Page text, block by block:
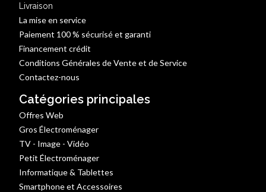
Livraison
La mise en service
Paiement 100 % sécurisé et garanti
Financement crédit
Conditions Générales de Vente et de Service
Contactez-nous
Catégories principales
Offres Web
Gros Électroménager
TV - Image - Vidéo
Petit Électroménager
Informatique & Tablettes
Smartphone et Accessoires